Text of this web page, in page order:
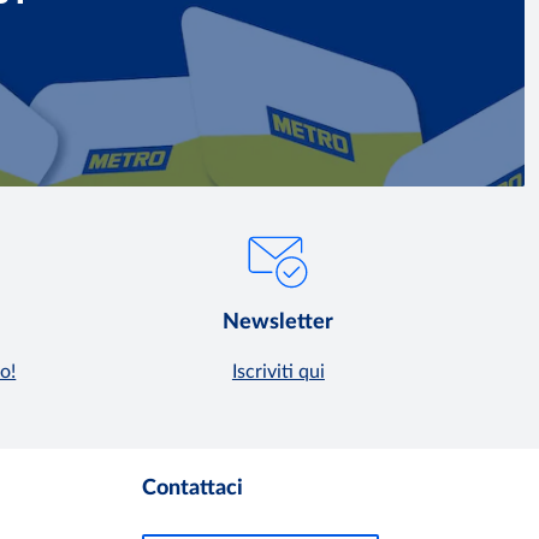
Newsletter
Iscriviti qui
Contattaci